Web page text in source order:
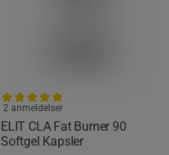
ELIT CLA Fat Burner 90
Softgel Kapsler
2 anmeldelser